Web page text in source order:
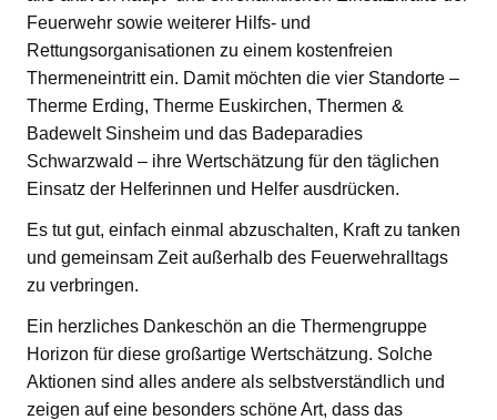
Feuerwehr sowie weiterer Hilfs- und
Rettungsorganisationen zu einem kostenfreien
Thermeneintritt ein. Damit möchten die vier Standorte –
Therme Erding, Therme Euskirchen, Thermen &
Badewelt Sinsheim und das Badeparadies
Schwarzwald – ihre Wertschätzung für den täglichen
Einsatz der Helferinnen und Helfer ausdrücken.
Es tut gut, einfach einmal abzuschalten, Kraft zu tanken
und gemeinsam Zeit außerhalb des Feuerwehralltags
zu verbringen.
Ein herzliches Dankeschön an die Thermengruppe
Horizon für diese großartige Wertschätzung. Solche
Aktionen sind alles andere als selbstverständlich und
zeigen auf eine besonders schöne Art, dass das